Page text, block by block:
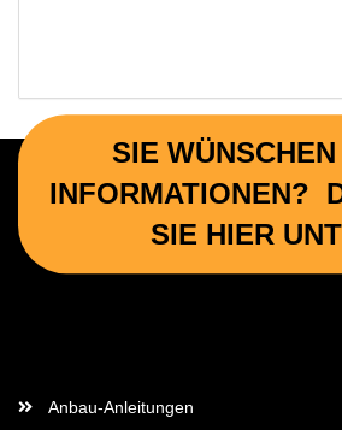
SIE
INFORMATIONEN?
SIE HIER
Anbau-Anleitungen